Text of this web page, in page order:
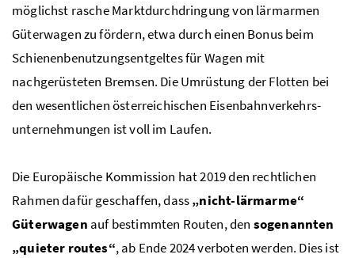
möglichst rasche Marktdurchdringung von lärmarmen
Güterwagen zu fördern, etwa durch einen Bonus beim
Schienenbenutzungsentgeltes für Wagen mit
nachgerüsteten Bremsen. Die Umrüstung der Flotten bei
den wesentlichen österreichischen Eisenbahnverkehrs­
unternehmungen ist voll im Laufen.
Die Europäische Kommission hat 2019 den rechtlichen
Rahmen dafür geschaffen, dass„nicht-lärmarme“
Güterwagen auf bestimmten Routen, den sogenannten
„quieter routes“, ab Ende 2024 verboten werden. Dies ist